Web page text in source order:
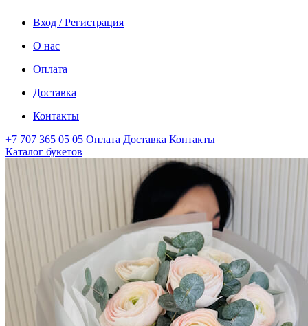
Вход / Регистрация
О нас
Оплата
Доставка
Контакты
+7 707 365 05 05 Оплата Доставка Контакты
Каталог букетов